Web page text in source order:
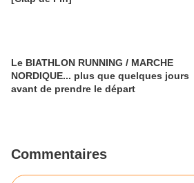
Le BIATHLON RUNNING / MARCHE
NORDIQUE... plus que quelques jours
avant de prendre le départ
Commentaires